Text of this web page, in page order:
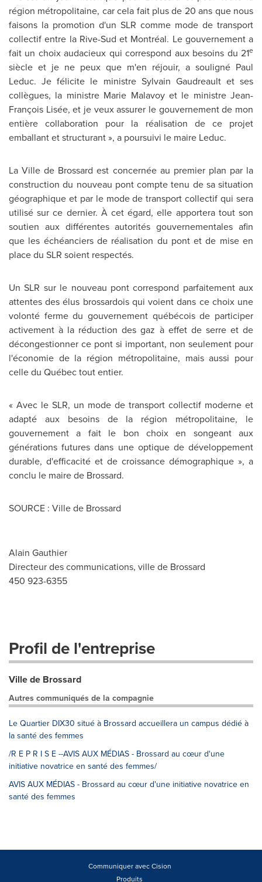
région métropolitaine, car cela fait plus de 20 ans que nous
faisons la promotion d'un SLR comme mode de transport
collectif entre la Rive-Sud et Montréal. Le gouvernement a
fait un choix audacieux qui correspond aux besoins du 21e
siècle et je ne peux que m'en réjouir, a souligné Paul
Leduc. Je félicite le ministre Sylvain Gaudreault et ses
collègues, la ministre Marie Malavoy et le ministre Jean-
François Lisée, et je veux assurer le gouvernement de mon
entière collaboration pour la réalisation de ce projet
emballant et structurant », a poursuivi le maire Leduc.
La Ville de Brossard est concernée au premier plan par la
construction du nouveau pont compte tenu de sa situation
géographique et par le mode de transport collectif qui sera
utilisé sur ce dernier. À cet égard, elle apportera tout son
soutien aux différentes autorités gouvernementales afin
que les échéanciers de réalisation du pont et de mise en
place du SLR soient respectés.
Un SLR sur le nouveau pont correspond parfaitement aux
attentes des élus brossardois qui voient dans ce choix une
volonté ferme du gouvernement québécois de participer
activement à la réduction des gaz à effet de serre et de
décongestionner ce pont si important, non seulement pour
l'économie de la région métropolitaine, mais aussi pour
celle du Québec tout entier.
« Avec le SLR, un mode de transport collectif moderne et
adapté aux besoins de la région métropolitaine, le
gouvernement a fait le bon choix en songeant aux
générations futures dans une optique de développement
durable, d'efficacité et de croissance démographique », a
conclu le maire de Brossard.
SOURCE : Ville de Brossard
Alain Gauthier
Directeur des communications, ville de Brossard
450 923-6355
Profil de l'entreprise
Ville de Brossard
Autres communiqués de la compagnie
Le Quartier DIX30 situé à Brossard accueillera un campus dédié à
la santé des femmes
/R E P R I S E --AVIS AUX MÉDIAS - Brossard au cœur d'une
initiative novatrice en santé des femmes/
AVIS AUX MÉDIAS - Brossard au cœur d'une initiative novatrice en
santé des femmes
Communiquer avec Cision
Produits